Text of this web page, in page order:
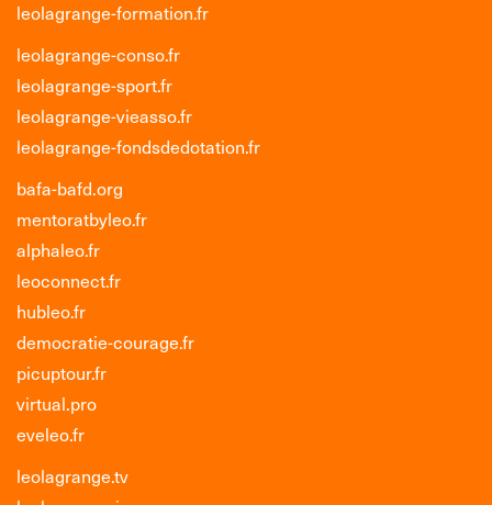
leolagrange-formation.fr
leolagrange-conso.fr
leolagrange-sport.fr
leolagrange-vieasso.fr
leolagrange-fondsdedotation.fr
bafa-bafd.org
mentoratbyleo.fr
alphaleo.fr
leoconnect.fr
hubleo.fr
democratie-courage.fr
picuptour.fr
virtual.pro
eveleo.fr
leolagrange.tv